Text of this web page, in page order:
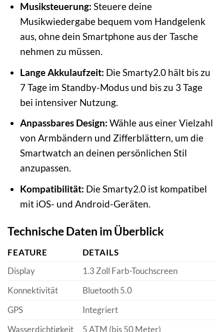
Musiksteuerung: Steuere deine
Musikwiedergabe bequem vom Handgelenk
aus, ohne dein Smartphone aus der Tasche
nehmen zu müssen.
Lange Akkulaufzeit: Die Smarty2.0 hält bis zu
7 Tage im Standby-Modus und bis zu 3 Tage
bei intensiver Nutzung.
Anpassbares Design: Wähle aus einer Vielzahl
von Armbändern und Zifferblättern, um die
Smartwatch an deinen persönlichen Stil
anzupassen.
Kompatibilität: Die Smarty2.0 ist kompatibel
mit iOS- und Android-Geräten.
Technische Daten im Überblick
FEATURE
DETAILS
Display
1.3 Zoll Farb-Touchscreen
Konnektivität
Bluetooth 5.0
GPS
Integriert
Wasserdichtigkeit
5 ATM (bis 50 Meter)